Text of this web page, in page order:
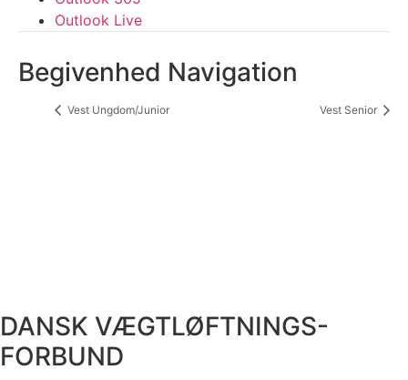
Outlook Live
Begivenhed Navigation
Vest Ungdom/Junior Vest Senior
DANSK VÆGTLØFTNINGS-
FORBUND